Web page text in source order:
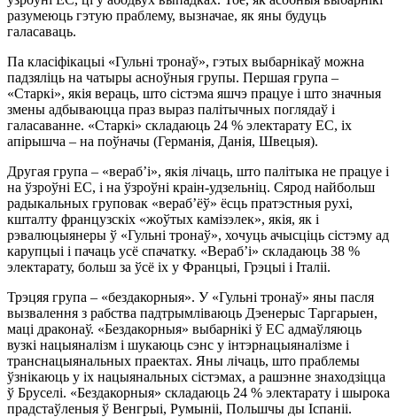
разумеюць гэтую праблему, вызначае, як яны будуць
галасаваць.
Па класіфікацыі «Гульні тронаў», гэтых выбарнікаў можна
падзяліць на чатыры асноўныя групы. Першая група –
«Старкі», якія вераць, што сістэма яшчэ працуе і што значныя
змены адбываюцца праз выраз палітычных поглядаў і
галасаванне. «Старкі» складаюць 24 % электарату ЕС, іх
апірышча – на поўначы (Германія, Данія, Швецыя).
Другая група – «вераб’і», якія лічаць, што палітыка не працуе і
на ўзроўні ЕС, і на ўзроўні краін-удзельніц. Сярод найбольш
радыкальных груповак «вераб’ёў» ёсць пратэстныя рухі,
кшталту французскіх «жоўтых камізэлек», якія, як і
рэвалюцыянеры ў «Гульні тронаў», хочуць ачысціць сістэму ад
карупцыі і пачаць усё спачатку. «Вераб’і» складаюць 38 %
электарату, больш за ўсё іх у Францыі, Грэцыі і Італіі.
Трэцяя група – «бездакорныя». У «Гульні тронаў» яны пасля
вызвалення з рабства падтрымліваюць Дэенерыс Таргарыен,
маці драконаў. «Бездакорныя» выбарнікі ў ЕС адмаўляюць
вузкі нацыяналізм і шукаюць сэнс у інтэрнацыяналізме і
транснацыянальных праектах. Яны лічаць, што праблемы
ўзнікаюць у іх нацыянальных сістэмах, а рашэнне знаходзіцца
ў Бруселі. «Бездакорныя» складаюць 24 % электарату і шырока
прадстаўленыя ў Венгрыі, Румыніі, Польшчы ды Іспаніі.